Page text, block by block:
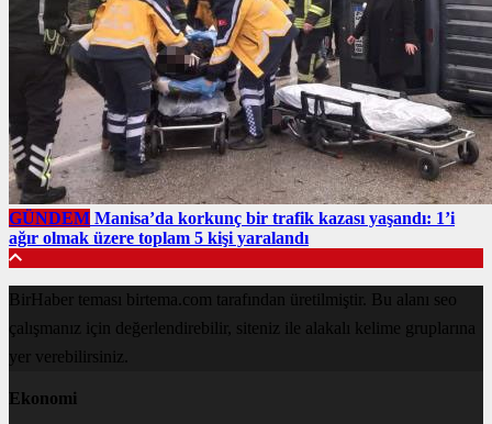
GÜNDEM Manisa’da korkunç bir trafik kazası yaşandı: 1’i
ağır olmak üzere toplam 5 kişi yaralandı
BirHaber teması birtema.com tarafından üretilmiştir. Bu alanı seo
çalışmanız için değerlendirebilir, siteniz ile alakalı kelime gruplarına
yer verebilirsiniz.
Ekonomi